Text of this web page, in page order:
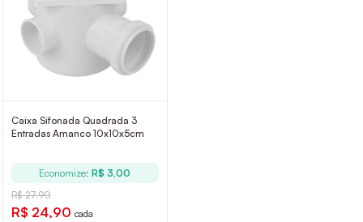
Caixa Sifonada Quadrada 3
Entradas Amanco 10x10x5cm
Economize:R$ 3,00
R$ 27,90
R$ 24,90 cada